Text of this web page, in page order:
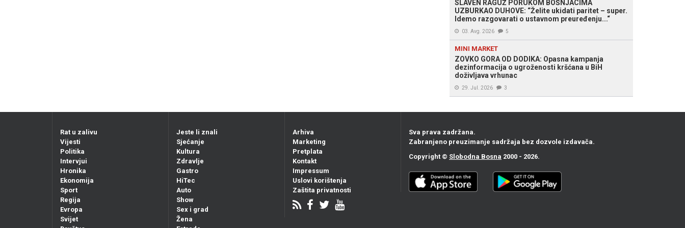
SLAVEN RAGUŽ PORUKOM BOŠNJACIMA
UZBURKAO DUHOVE: “Želite ukidati paritet – super.
Idemo razgovarati o ustavnom preuređenju...“
03. Avg. 2026 5
MINI MARKET
ZOVKO GORA OD DODIKA: Opasna kampanja
dezinformacija o ugroženosti kršćana u BiH
doživljava vrhunac
29. Jul. 2026 3
Rat u zalivu
Vijesti
Politika
Intervjui
Hronika
Ekonomija
Sport
Regija
Evropa
Svijet
Jeste li znali
Sjećanje
Kultura
Zdravlje
Gastro
HiTec
Auto
Show
Sex i grad
Žena
Arhiva
Marketing
Pretplata
Kontakt
Impressum
Uslovi korištenja
Zaštita privatnosti
Sva prava zadržana.
Zabranjeno preuzimanje sadržaja bez dozvole izdavača.
Copyright © Slobodna Bosna 2000 - 2026.